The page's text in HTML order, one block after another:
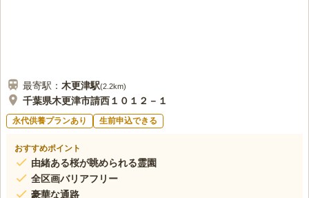
最寄駅： 木更津駅(2.2km)
千葉県木更津市請西１０１２－１
永代供養プランあり 生前申込できる
おすすめポイント
由緒ある桜が眺められる霊園
全区画バリアフリー
豪華な通路